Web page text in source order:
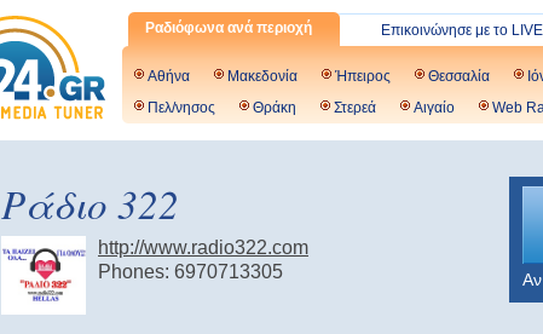
Ραδιόφωνα ανά περιοχή Επικοινώνησε με το
Αθήνα Μακεδονία Ήπειρος Θεσσαλία
Πελ/νησος
Θράκη Στερεά Αιγαίο Web
Ράδιο 322
http://www.radio322.com
Phones: 6970713305